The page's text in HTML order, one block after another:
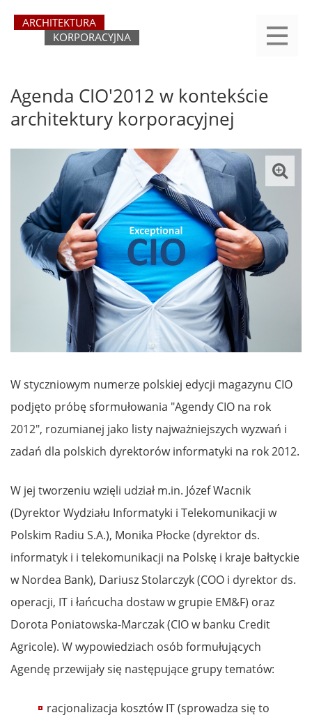
yasne
main
Agenda CIO'2012 w kontekście
architektury korporacyjnej
W styczniowym numerze polskiej edycji magazynu CIO
podjęto próbę sformułowania "Agendy CIO na rok
2012", rozumianej jako listy najważniejszych wyzwań i
zadań dla polskich dyrektorów informatyki na rok 2012.
W jej tworzeniu wzięli udział m.in. Józef Wacnik
(Dyrektor Wydziału Informatyki i Telekomunikacji w
Polskim Radiu S.A.), Monika Płocke (dyrektor ds.
informatyk i i telekomunikacji na Polskę i kraje bałtyckie
w Nordea Bank), Dariusz Stolarczyk (COO i dyrektor ds.
operacji, IT i łańcucha dostaw w grupie EM&F) oraz
Dorota Poniatowska-Marczak (CIO w banku Credit
Agricole). W wypowiedziach osób formułujących
Agendę przewijały się następujące grupy tematów:
racjonalizacja kosztów IT (sprowadza się to